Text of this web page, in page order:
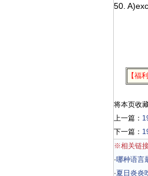
50.
【福
将本页收
上一篇：
下一篇：
※相关链
·哪种语言
·夏日炎炎